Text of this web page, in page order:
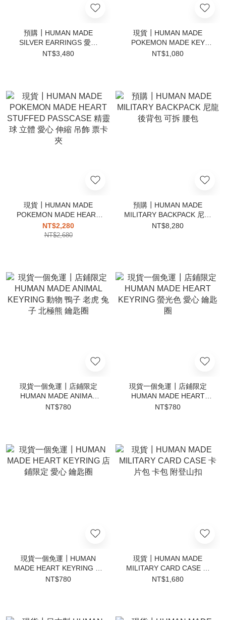
預購┃HUMAN MADE
SILVER EARRINGS 愛心
925 純銀 耳環
NT$3,480
現貨┃HUMAN MADE
POKEMON MADE KEY
RING #2 大蔥鴨 鑰匙圈 愛
NT$1,080
現貨┃HUMAN MADE
POKEMON MADE HEART
STUFFED PASSCASE 精靈
球 立體 愛心 伸縮 吊飾 票卡
NT$2,280
NT$2,680
預購┃HUMAN MADE
MILITARY BACKPACK 尼龍
後背包 可拆 腰包
NT$8,280
現貨一個免運┃店鋪限定
HUMAN MADE ANIMAL
KEYRING 動物 鴨子 老虎 兔
NT$780
現貨一個免運┃店鋪限定
HUMAN MADE HEART
KEYRING 螢光色 愛心 鑰匙
NT$780
現貨一個免運┃HUMAN
MADE HEART KEYRING 店
鋪限定 愛心 鑰匙圈
NT$780
現貨┃HUMAN MADE
MILITARY CARD CASE 卡
片包 卡包 附登山扣
NT$1,680